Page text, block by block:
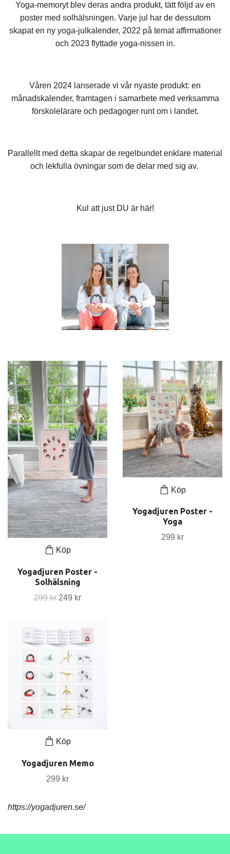
Yoga-memoryt blev deras andra produkt, tätt följd av en
poster med solhälsningen. Varje jul har de dessutom
skapat en ny yoga-julkalender, 2022 på temat affirmationer
och 2023 flyttade yoga-nissen in.
Våren 2024 lanserade vi vår nyaste produkt: en
månadskalender, framtagen i samarbete med verksamma
förskolelärare och pedagoger runt om i landet.
Parallellt med detta skapar de regelbundet enklare material
och lekfulla övningar som de delar med sig av.
Kul att just DU är här!
Köp
Yogadjuren Poster -
Solhälsning
299 kr 249 kr
Köp
Yogadjuren Poster -
Yoga
299 kr
Köp
Yogadjuren Memo
299 kr
https://yogadjuren.se/